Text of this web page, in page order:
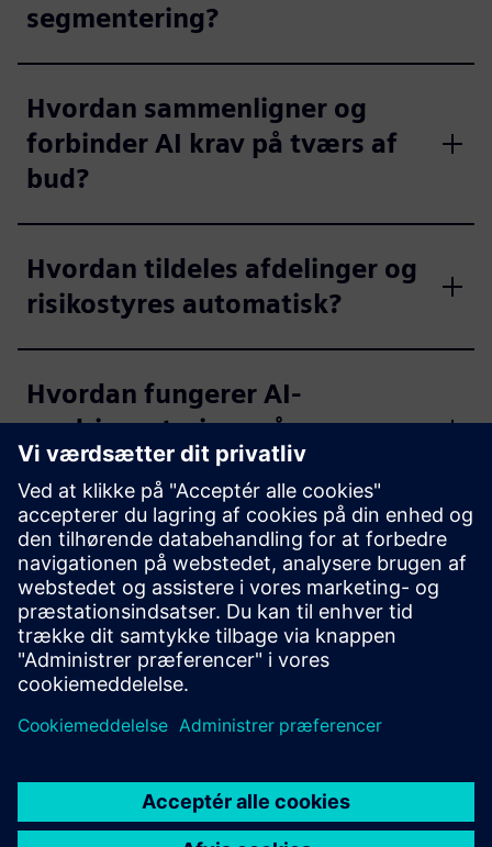
segmentering?
Hvordan sammenligner og
forbinder AI krav på tværs af
bud?
Hvordan tildeles afdelinger og
risikostyres automatisk?
Hvordan fungerer AI-
ændringsstyring, når
dokumenter opdateres?
Hvilke AI-overvågnings- og
kommentarfunktioner er
tilgængelige?